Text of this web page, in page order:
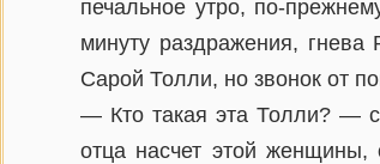
печальное утро, по-
минуту раздражения,
Сарой Толли, но звонок от
— Кто такая эта Толли? —
отца насчет этой